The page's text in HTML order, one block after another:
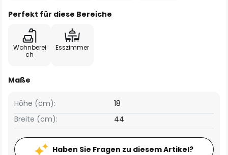
Perfekt für diese Bereiche
Wohnberei
ch
Esszimmer
Maße
Breite (cm): 44
Höhe (cm): 18
Haben Sie Fragen zu diesem Artikel?